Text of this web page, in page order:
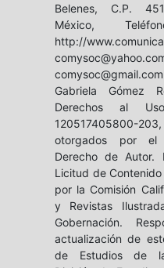
Belenes, C.P.
México,
http://
Gabriela Gómez
Derechos al
120517405800-
otorgados por el
Derecho de Autor.
Licitud de
por la Comisión
y Revistas
Gobernación.
actualización de
de Estudios de la